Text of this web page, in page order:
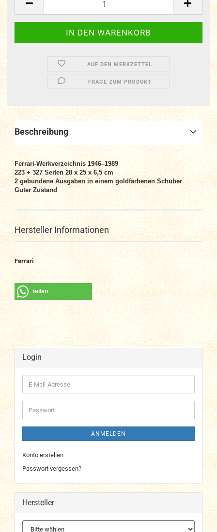
AUF DEN MERKZETTEL
FRAGE ZUM PRODUKT
Beschreibung
Ferrari-Werkverzeichnis 1946–1989
223 + 327 Seiten 28 x 25 x 6,5 cm
2 gebundene Ausgaben in einem goldfarbenen Schuber
Guter Zustand
Hersteller Informationen
Ferrari
teilen
Login
E-
Mail-
Adresse
Passwort
ANMELDEN
Konto erstellen
Passwort vergessen?
Hersteller